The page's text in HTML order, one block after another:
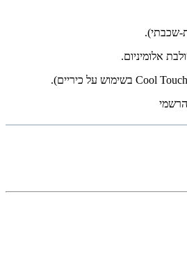
אלומיניום.